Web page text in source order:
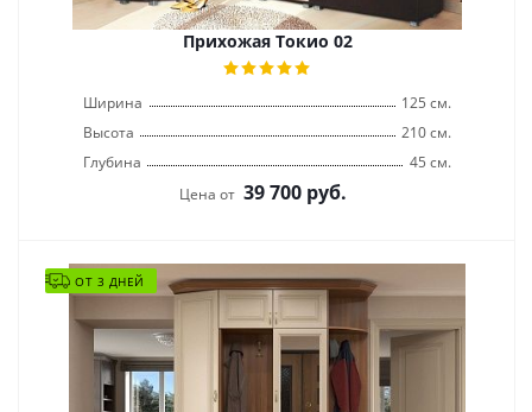
Прихожая Токио 02
Ширина
125 см.
Высота
210 см.
Глубина
45 см.
Цена от 39 700 руб.
ОТ 3 ДНЕЙ